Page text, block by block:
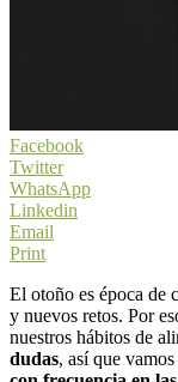
Facebook
Twitter
WhatsApp
Linkedin
Email
Print
El otoño es época de
y nuevos retos. Por
nuestros hábitos de
dudas, así que